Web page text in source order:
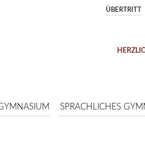
ÜBERTRITT
SPRACHLICHES